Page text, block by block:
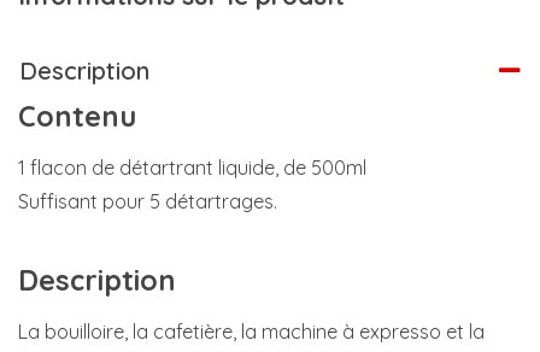
Description
Contenu
1 flacon de détartrant liquide, de 500ml
Suffisant pour 5 détartrages.
Description
La bouilloire, la cafetière, la machine à expresso et la